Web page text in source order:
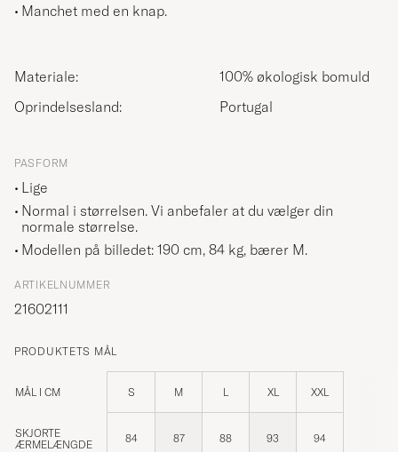
Manchet med en knap.
Materiale:
100% økologisk bomuld
Oprindelsesland:
Portugal
PASFORM
Lige
Normal i størrelsen. Vi anbefaler at du vælger din
normale størrelse.
Modellen på billedet: 190 cm, 84 kg, bærer M.
ARTIKELNUMMER
21602111
PRODUKTETS MÅL
MÅL I CM S M L XL XXL
SKJORTE
ÆRMELÆNGDE
84 87 88 93 94